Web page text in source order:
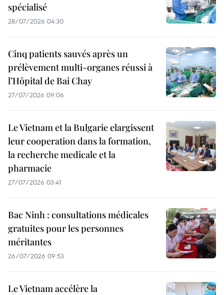
spécialisé
28/07/2026 04:30
Cinq patients sauvés après un
prélèvement multi-organes réussi à
l’Hôpital de Bai Chay
27/07/2026 09:06
Le Vietnam et la Bulgarie elargissent
leur cooperation dans la formation,
la recherche medicale et la
pharmacie
27/07/2026 03:41
Bac Ninh : consultations médicales
gratuites pour les personnes
méritantes
26/07/2026 09:53
Le Vietnam accélère la